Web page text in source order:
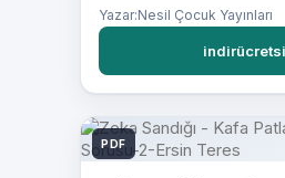
Yazar:Nesil Çocuk Yayınları
PDF